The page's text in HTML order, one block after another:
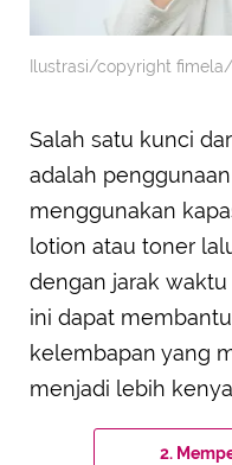
Ilustrasi/copyright
Salah satu kunci
adalah
menggunakan
lotion atau toner
dengan jarak
ini dapat
kelembapan yang
menjadi lebih
2.